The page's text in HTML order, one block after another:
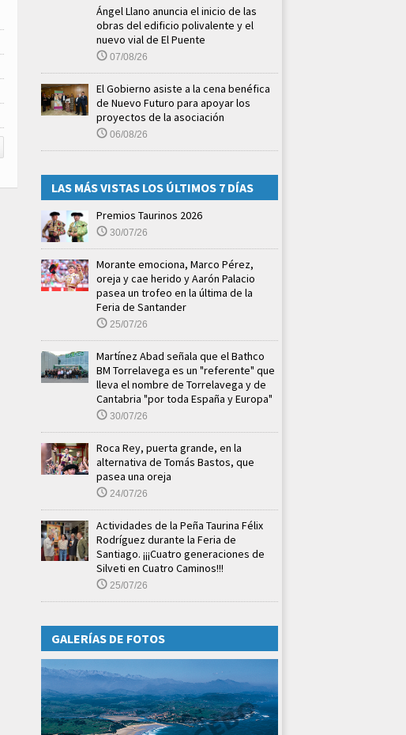
Ángel Llano anuncia el inicio de las
obras del edificio polivalente y el
nuevo vial de El Puente
07/08/26
El Gobierno asiste a la cena benéfica
de Nuevo Futuro para apoyar los
proyectos de la asociación
06/08/26
LAS MÁS VISTAS LOS ÚLTIMOS 7 DÍAS
Premios Taurinos 2026
30/07/26
Morante emociona, Marco Pérez,
oreja y cae herido y Aarón Palacio
pasea un trofeo en la última de la
Feria de Santander
25/07/26
Martínez Abad señala que el Bathco
BM Torrelavega es un "referente" que
lleva el nombre de Torrelavega y de
Cantabria "por toda España y Europa"
30/07/26
Roca Rey, puerta grande, en la
alternativa de Tomás Bastos, que
pasea una oreja
24/07/26
Actividades de la Peña Taurina Félix
Rodríguez durante la Feria de
Santiago. ¡¡¡Cuatro generaciones de
Silveti en Cuatro Caminos!!!
25/07/26
GALERÍAS DE FOTOS